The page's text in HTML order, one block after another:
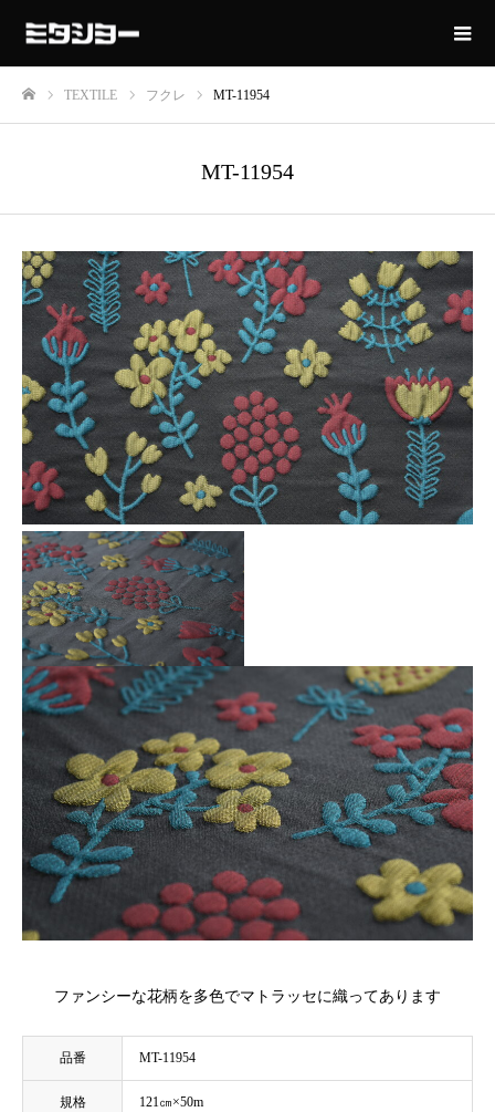
TEXTILE フクレ MT-11954
MT-11954
ファンシーな花柄を多色でマトラッセに織ってあります
品番 MT-11954
規格 121㎝×50m